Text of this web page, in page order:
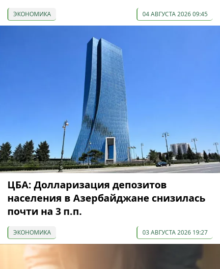
ЭКОНОМИКА 04 АВГУСТА 2026 09:45
ЦБА: Долларизация депозитов
населения в Азербайджане снизилась
почти на 3 п.п.
ЭКОНОМИКА 03 АВГУСТА 2026 19:27